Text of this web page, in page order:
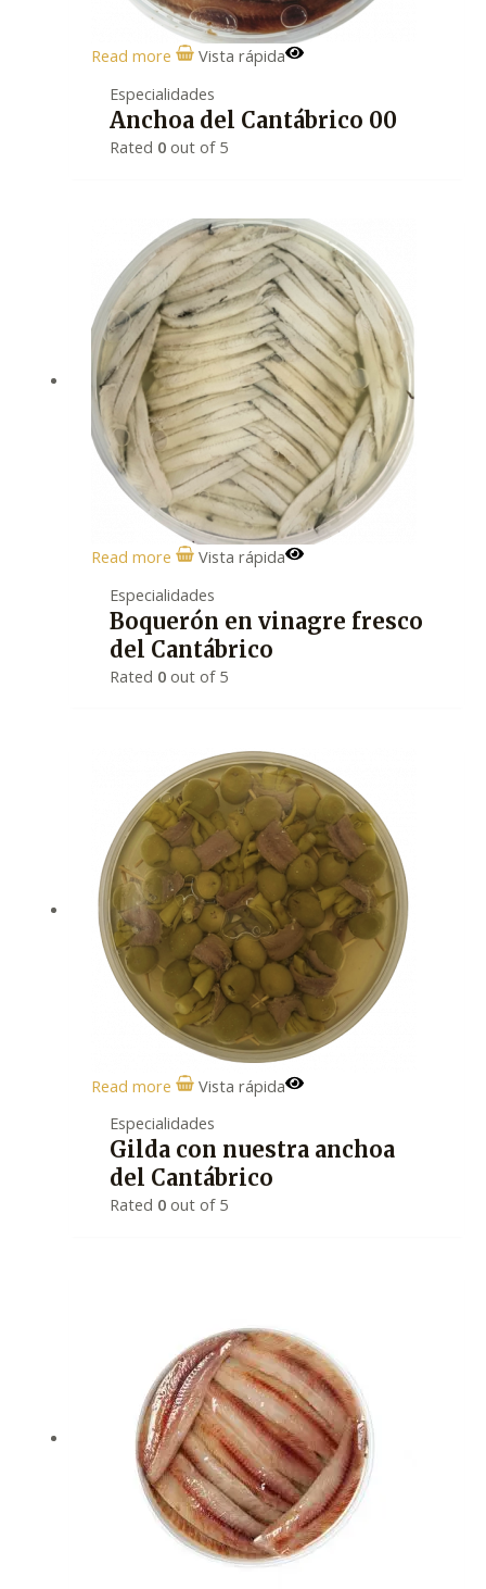
Read more
Vista rápida
Especialidades
Anchoa del Cantábrico 00
Rated 0 out of 5
Read more
Vista rápida
Especialidades
Boquerón en vinagre fresco
del Cantábrico
Rated 0 out of 5
Read more
Vista rápida
Especialidades
Gilda con nuestra anchoa
del Cantábrico
Rated 0 out of 5